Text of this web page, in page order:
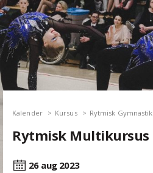
Kalender Kursus Rytmisk Gymnastik
Rytmisk Multikursus
26 aug 2023